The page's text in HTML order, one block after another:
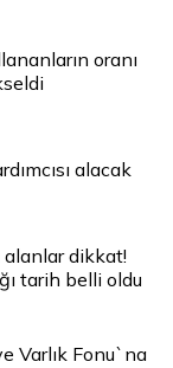
oranı
alacak
alanlar dikkat!
tarih belli oldu
Varlık Fonu`na